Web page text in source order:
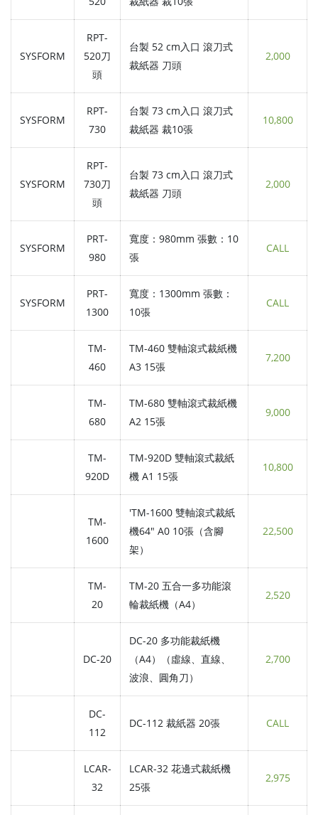
SYSFORM
RPT-
520刀
頭
台製 52 cm入口 滾刀式
裁紙器 刀頭
2,000
SYSFORM
RPT-
730
台製 73 cm入口 滾刀式
裁紙器 裁10張
10,800
SYSFORM
RPT-
730刀
頭
台製 73 cm入口 滾刀式
裁紙器 刀頭
2,000
SYSFORM
PRT-
980
寬度：980mm 張數：10
張
CALL
SYSFORM
PRT-
1300
寬度：1300mm 張數：
10張
CALL
TM-
460
TM-460 雙軸滾式裁紙機
A3 15張
7,200
TM-
680
TM-680 雙軸滾式裁紙機
A2 15張
9,000
TM-
920D
TM-920D 雙軸滾式裁紙
機 A1 15張
10,800
TM-
1600
'TM-1600 雙軸滾式裁紙
機64" A0 10張（含腳
架）
22,500
TM-
20
TM-20 五合一多功能滾
輪裁紙機（A4）
2,520
DC-20
DC-20 多功能裁紙機
（A4）（虛線、直線、
波浪、圓角刀）
2,700
DC-
112
DC-112 裁紙器 20張 CALL
LCAR-
32
LCAR-32 花邊式裁紙機
25張
2,975